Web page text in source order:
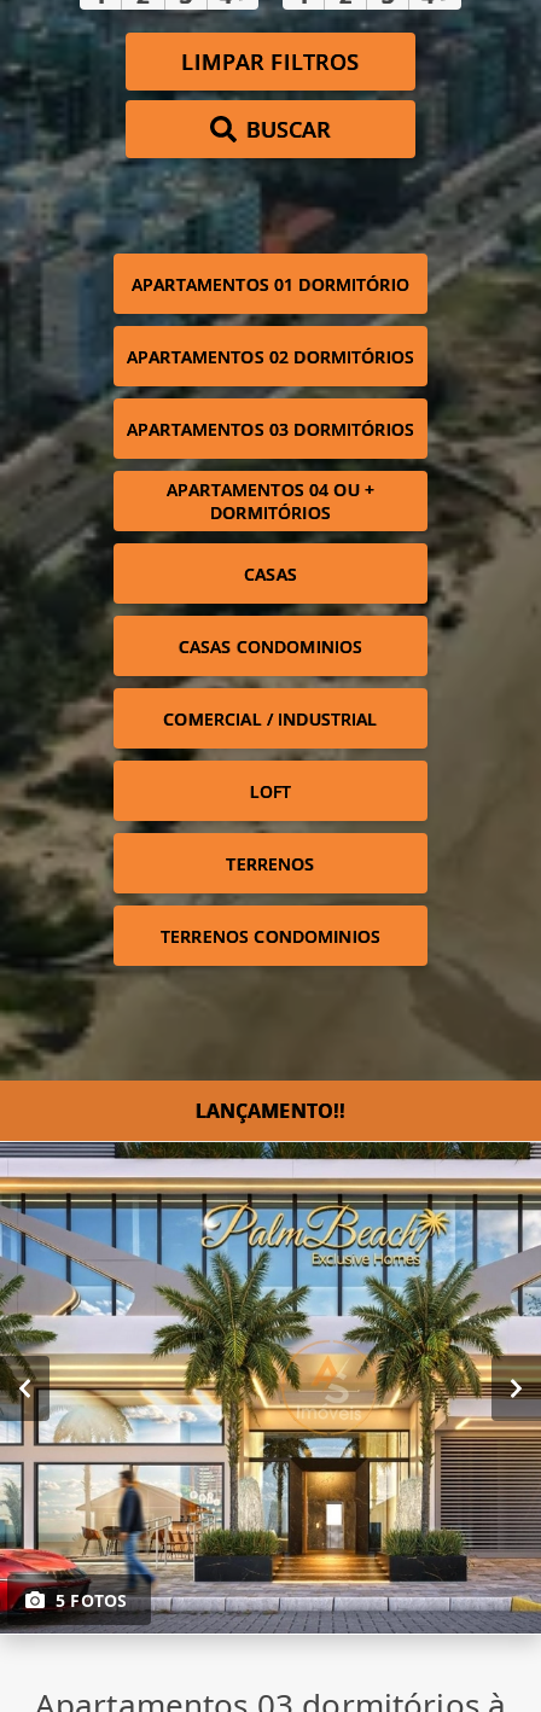
LIMPAR FILTROS
BUSCAR
APARTAMENTOS 01 DORMITÓRIO
APARTAMENTOS 02 DORMITÓRIOS
APARTAMENTOS 03 DORMITÓRIOS
APARTAMENTOS 04 OU +
DORMITÓRIOS
CASAS
CASAS CONDOMINIOS
COMERCIAL / INDUSTRIAL
LOFT
TERRENOS
TERRENOS CONDOMINIOS
LANÇAMENTO!!
5 FOTOS